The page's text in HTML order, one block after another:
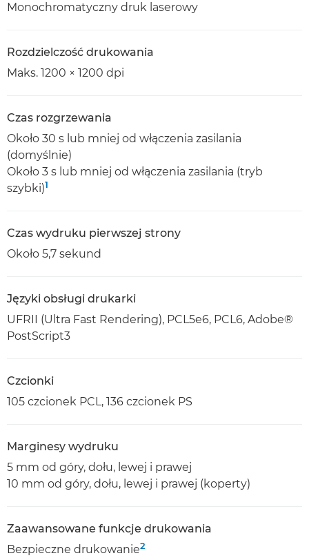
Monochromatyczny druk laserowy
Rozdzielczość drukowania
Maks. 1200 × 1200 dpi
Czas rozgrzewania
Około 30 s lub mniej od włączenia zasilania
(domyślnie)
Około 3 s lub mniej od włączenia zasilania (tryb
szybki)1
Czas wydruku pierwszej strony
Około 5,7 sekund
Języki obsługi drukarki
UFRII (Ultra Fast Rendering), PCL5e6, PCL6, Adobe®
PostScript3
Czcionki
105 czcionek PCL, 136 czcionek PS
Marginesy wydruku
5 mm od góry, dołu, lewej i prawej
10 mm od góry, dołu, lewej i prawej (koperty)
Zaawansowane funkcje drukowania
Bezpieczne drukowanie2